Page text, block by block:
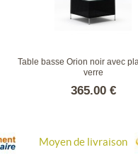
Table basse Orion noir avec
verre
365.00 €
Moyen de livraison